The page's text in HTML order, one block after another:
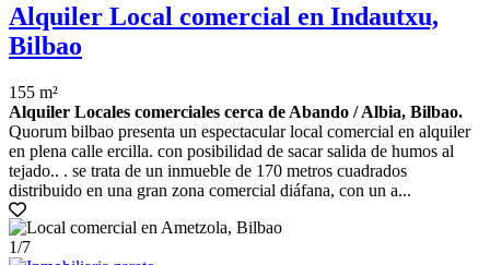
Alquiler Local comercial en Indautxu,
Bilbao
155 m²
Alquiler Locales comerciales cerca de Abando / Albia, Bilbao.
Quorum bilbao presenta un espectacular local comercial en alquiler
en plena calle ercilla. con posibilidad de sacar salida de humos al
tejado.. . se trata de un inmueble de 170 metros cuadrados
distribuido en una gran zona comercial diáfana, con un a...
1/7